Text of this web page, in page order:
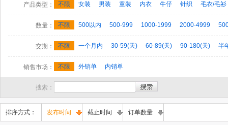
产品类型： 不限 女装 男装 童装 内衣 牛仔 针织
毛衣/毛衫
数量： 不限 500以内 500-999 1000-1999 2000-4999
交期： 不限 一个月内 30-59(天) 60-89(天) 90-180(天) 半
销售市场： 不限 外销单 内销单
搜索：
排序方式： 发布时间 截止时间 订单数量